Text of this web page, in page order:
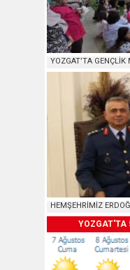
YOZGAT’TA GENÇLİK
HEMŞEHRİMİZ
YOZGAT'TA